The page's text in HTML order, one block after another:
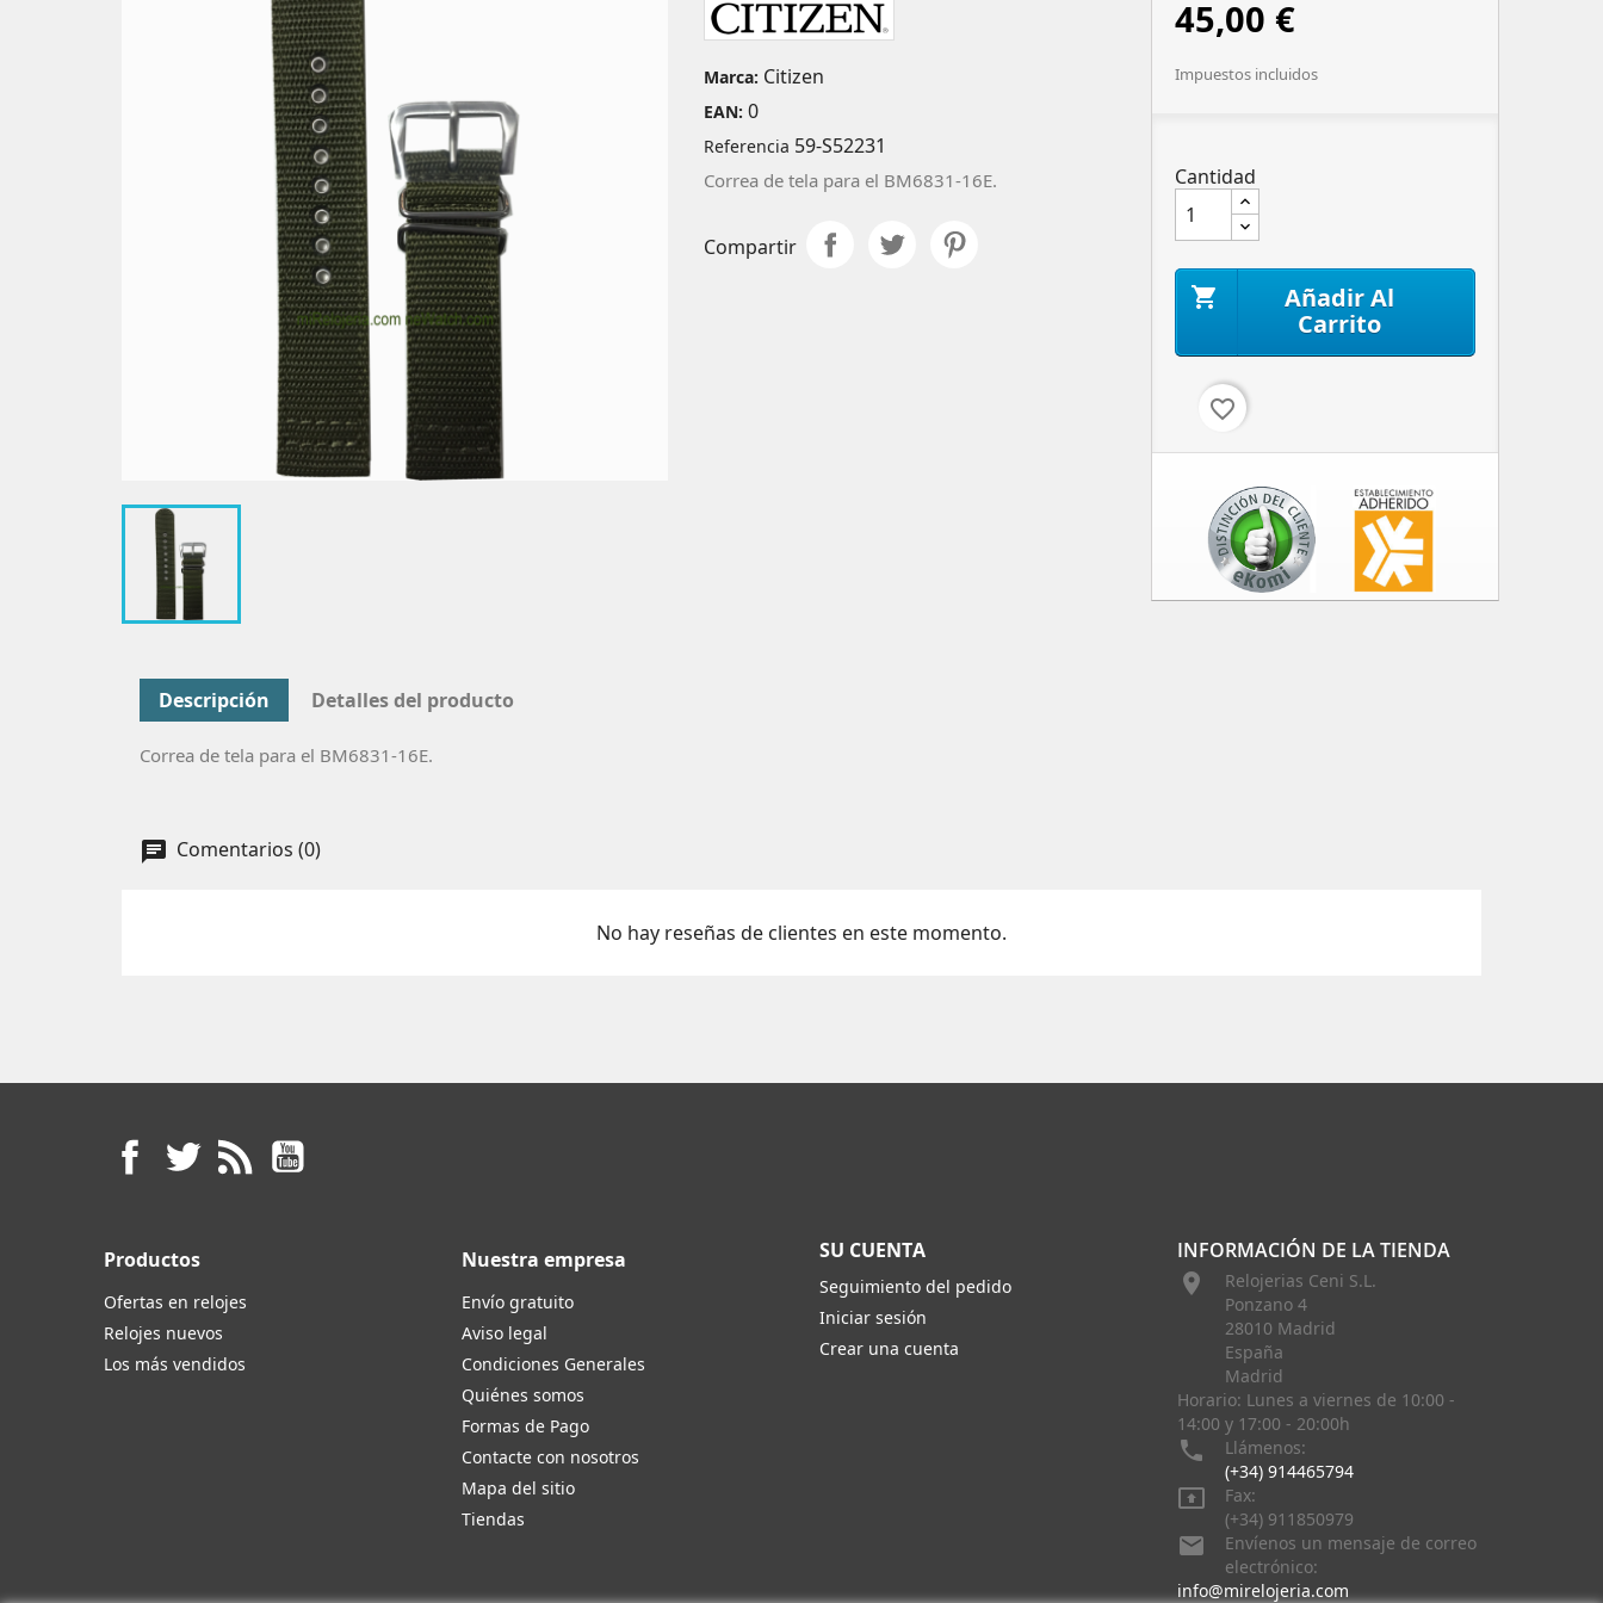
Marca: Citizen
EAN: 0
Referencia 59-S52231
Correa de tela para el BM6831-16E.
Compartir
45,00 €
Impuestos incluidos
Cantidad

Añadir Al
Carrito
favorite_border
Descripción Detalles del producto
Correa de tela para el BM6831-16E.
Comentarios (0)
No hay reseñas de clientes en este momento.
Facebook
Twitter Rss
Productos
Ofertas en relojes
Relojes nuevos
Los más vendidos
Nuestra empresa
Envío gratuito
Aviso legal
Condiciones Generales
Quiénes somos
Formas de Pago
Contacte con nosotros
Mapa del sitio
Tiendas
SU CUENTA
Seguimiento del pedido
Iniciar sesión
Crear una cuenta
INFORMACIÓN DE LA TIENDA

Relojerias Ceni S.L.
Ponzano 4
28010 Madrid
España
Madrid
Horario: Lunes a viernes de 10:00 -
14:00 y 17:00 - 20:00h

Llámenos:
(+34) 914465794

Fax:
(+34) 911850979

Envíenos un mensaje de correo
electrónico:
info@mirelojeria.com